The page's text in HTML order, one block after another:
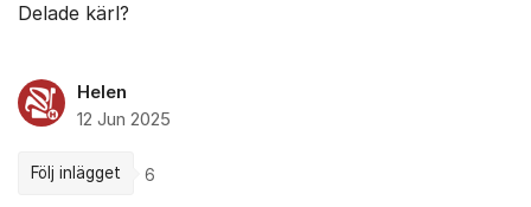
Delade kärl?
Helen
12 Jun 2025
Följ inlägget 6